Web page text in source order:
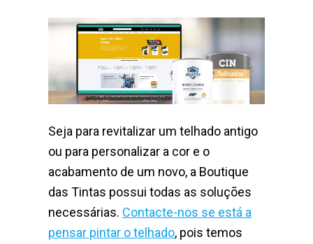
Seja para revitalizar um telhado antigo
ou para personalizar a cor e o
acabamento de um novo, a Boutique
das Tintas possui todas as soluções
necessárias. Contacte-nos se está a
pensar pintar o telhado, pois temos